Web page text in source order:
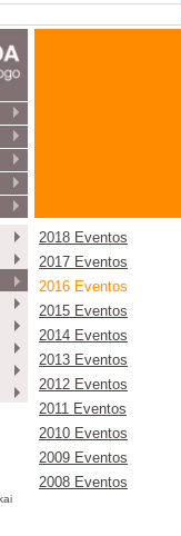
2018 Eventos
2017 Eventos
2016 Eventos
2015 Eventos
2014 Eventos
2013 Eventos
2012 Eventos
2011 Eventos
2010 Eventos
2009 Eventos
2008 Eventos